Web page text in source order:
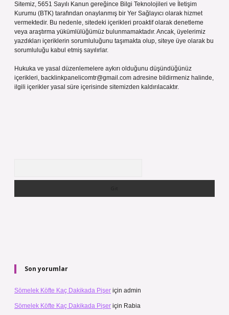
Sitemiz, 5651 Sayılı Kanun gereğince Bilgi Teknolojileri ve İletişim
Kurumu (BTK) tarafından onaylanmış bir Yer Sağlayıcı olarak hizmet
vermektedir. Bu nedenle, sitedeki içerikleri proaktif olarak denetleme
veya araştırma yükümlülüğümüz bulunmamaktadır. Ancak, üyelerimiz
yazdıkları içeriklerin sorumluluğunu taşımakta olup, siteye üye olarak bu
sorumluluğu kabul etmiş sayılırlar.
Hukuka ve yasal düzenlemelere aykırı olduğunu düşündüğünüz
içerikleri, backlinkpanelicomtr@gmail.com adresine bildirmeniz halinde,
ilgili içerikler yasal süre içerisinde sitemizden kaldırılacaktır.
Son yorumlar
Sömelek Köfte Kaç Dakikada Pişer için admin
Sömelek Köfte Kaç Dakikada Pişer için Rabia